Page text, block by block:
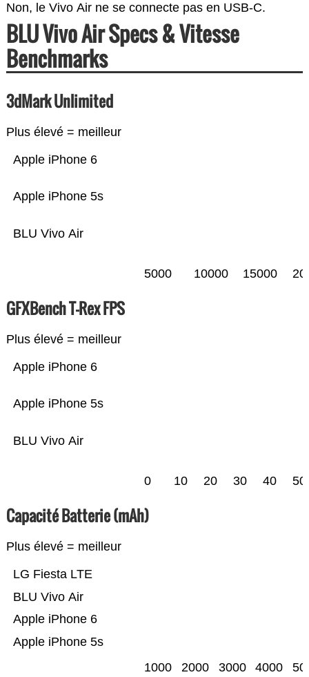
Non, le Vivo Air ne se connecte pas en USB-C.
BLU Vivo Air Specs & Vitesse
Benchmarks
3dMark Unlimited
Plus élevé = meilleur
BLU Vivo Air
Apple iPhone 5s
Apple iPhone 6
5000 10000 15000
GFXBench T-Rex FPS
Plus élevé = meilleur
BLU Vivo Air
Apple iPhone 5s
Apple iPhone 6
0 10 20 30 40 50
Capacité Batterie (mAh)
Plus élevé = meilleur
Apple iPhone 5s
Apple iPhone 6
BLU Vivo Air
LG Fiesta LTE
1000 2000 3000 4000